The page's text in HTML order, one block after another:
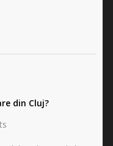
din Cluj?